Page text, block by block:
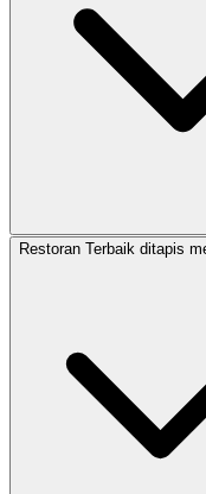
Restoran Terbaik ditapis